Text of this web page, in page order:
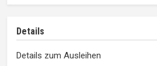
Details
Details zum Ausleihen